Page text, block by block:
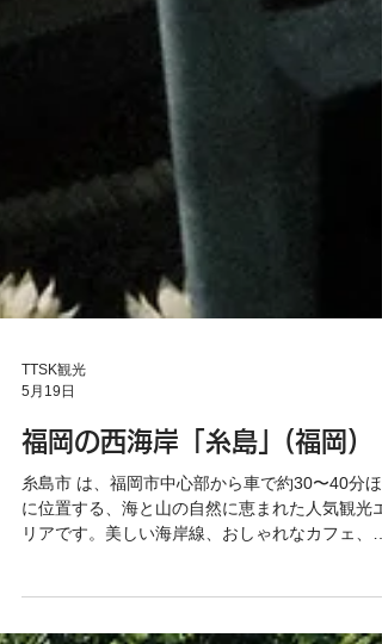
TTSK観光
福岡の西海岸「糸島」(福岡)
鮮な海産物や農産物が魅力で、「福岡のリゾー